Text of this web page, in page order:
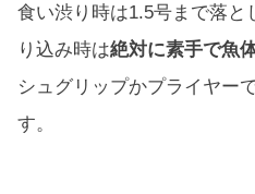
食い渋り時は1.5号まで落と
り込み時は絶対に素手で魚
シュグリップかプライヤー
す。